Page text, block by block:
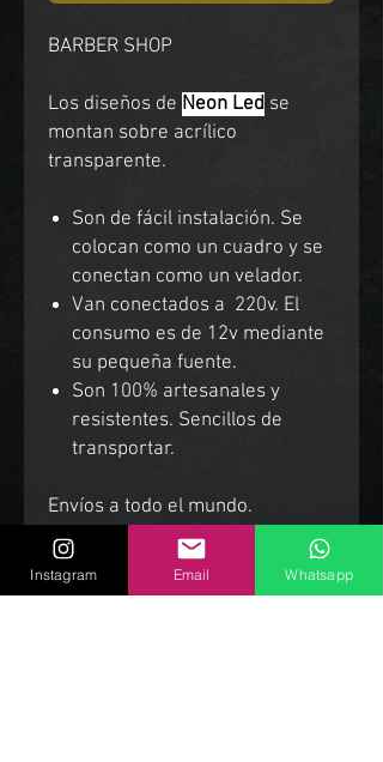
BARBER SHOP
Los diseños de Neon Led se
montan sobre acrílico
transparente.
Son de fácil instalación. Se
colocan como un cuadro y se
conectan como un velador.
Van conectados a 220v. El
consumo es de 12v mediante
su pequeña fuente.
Son 100% artesanales y
resistentes. Sencillos de
transportar.
Envíos a todo el mundo.
Instagram Email Whatsapp